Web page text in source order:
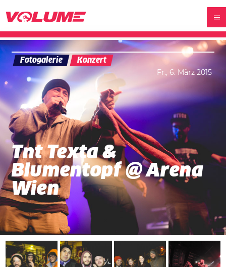
Fotogalerie Konzert
Fr., 6. März 2015
Tnt Texta &
Blumentopf @ Arena
Wien